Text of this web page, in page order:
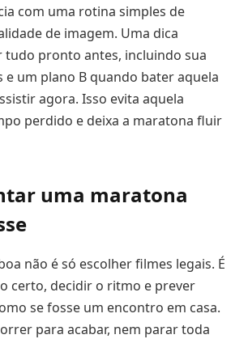
com uma rotina simples de
de imagem. Uma dica
pronto antes, incluindo sua
e um plano B quando bater aquela
agora. Isso evita aquela
perdido e deixa a maratona fluir
uma maratona
não é só escolher filmes legais. É
certo, decidir o ritmo e prever
se fosse um encontro em casa.
para acabar, nem parar toda